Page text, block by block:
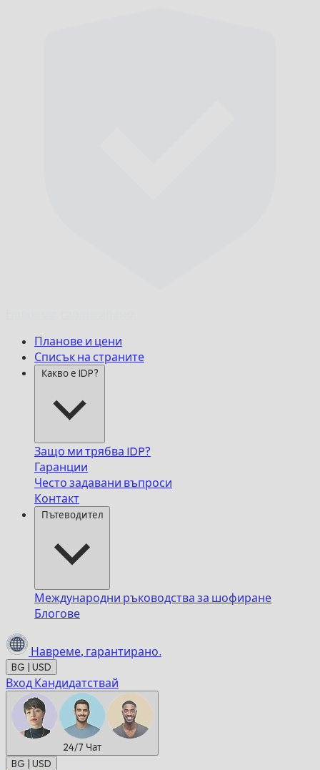
Планове и цени
Списък на страните
Какво е IDP?
Защо ми трябва IDP?
Гаранции
Често задавани въпроси
Контакт
Пътеводител
Международни ръководства за шофиране
Блогове
Навреме, гарантирано.
BG | USD
Вход Кандидатствай
24/7 Чат
BG | USD